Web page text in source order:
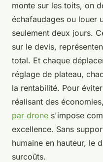
monte sur les toits, on
échafaudages ou louer
seulement deux jours.
sur le devis,
total. Et chaque
réglage de plateau,
la rentabilité. Pour
réalisant des
par drone s'impose
excellence. Sans
humaine en hauteur, le
surcoûts.